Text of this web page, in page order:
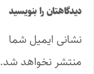
دیدگاهتان را بنویسید
نشانی ایمیل شما
منتشر نخواهد شد.